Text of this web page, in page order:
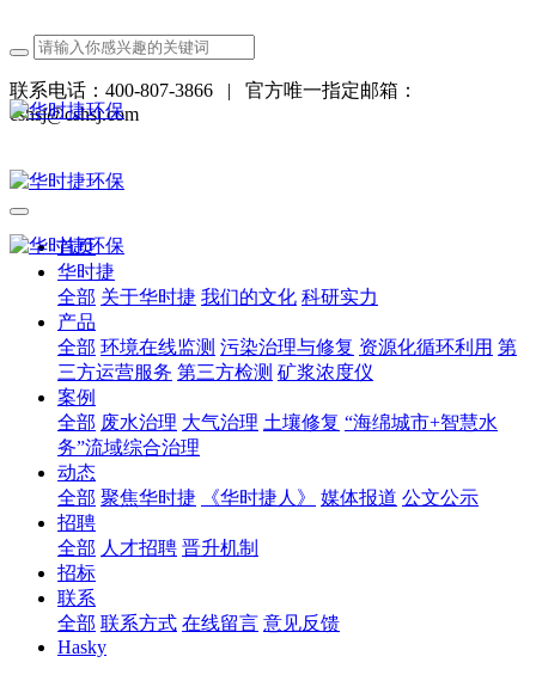
联系电话：400-807-3866 | 官方唯一指定邮箱：
cshsj@cshsj.com
首页
华时捷
全部 关于华时捷 我们的文化 科研实力
产品
全部 环境在线监测 污染治理与修复 资源化循环利用 第
三方运营服务 第三方检测 矿浆浓度仪
案例
全部 废水治理 大气治理 土壤修复 “海绵城市+智慧水
务”流域综合治理
动态
全部 聚焦华时捷 《华时捷人》 媒体报道 公文公示
招聘
全部 人才招聘 晋升机制
招标
联系
全部 联系方式 在线留言 意见反馈
Hasky